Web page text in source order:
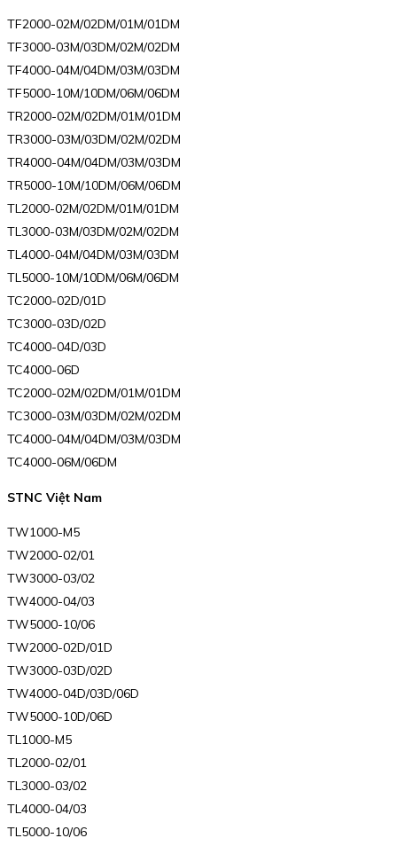
TF2000-02M/02DM/01M/01DM
TF3000-03M/03DM/02M/02DM
TF4000-04M/04DM/03M/03DM
TF5000-10M/10DM/06M/06DM
TR2000-02M/02DM/01M/01DM
TR3000-03M/03DM/02M/02DM
TR4000-04M/04DM/03M/03DM
TR5000-10M/10DM/06M/06DM
TL2000-02M/02DM/01M/01DM
TL3000-03M/03DM/02M/02DM
TL4000-04M/04DM/03M/03DM
TL5000-10M/10DM/06M/06DM
TC2000-02D/01D
TC3000-03D/02D
TC4000-04D/03D
TC4000-06D
TC2000-02M/02DM/01M/01DM
TC3000-03M/03DM/02M/02DM
TC4000-04M/04DM/03M/03DM
TC4000-06M/06DM
STNC Việt Nam
TW1000-M5
TW2000-02/01
TW3000-03/02
TW4000-04/03
TW5000-10/06
TW2000-02D/01D
TW3000-03D/02D
TW4000-04D/03D/06D
TW5000-10D/06D
TL1000-M5
TL2000-02/01
TL3000-03/02
TL4000-04/03
TL5000-10/06